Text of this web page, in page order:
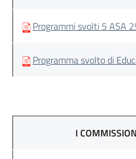
Programmi svolti 5 ASA
Programma svolto di
I